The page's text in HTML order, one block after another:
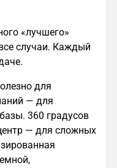
«лучшего»
случаи. Каждый
для
— для
360 градусов
— для сложных